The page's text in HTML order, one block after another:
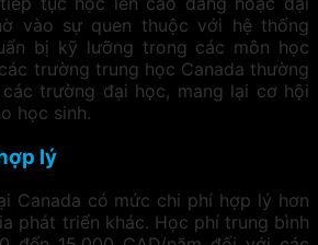
vào sự quen thuộc với hệ thống
bị kỹ lưỡng trong các môn học
trường trung học Canada thường
trường đại học, mang lại cơ hội
học sinh.
lý
Canada có mức chi phí hợp lý hơn
phát triển khác. Học phí trung bình